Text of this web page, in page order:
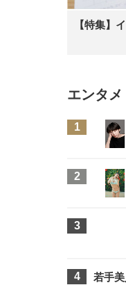
【特集】
エンタ
若手